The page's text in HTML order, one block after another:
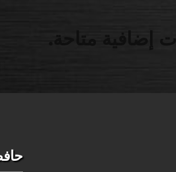
متاحة.